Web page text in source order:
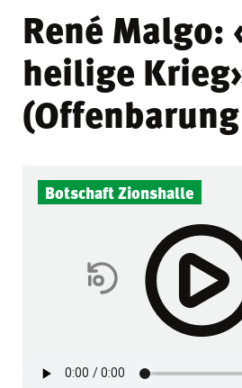
René Malgo:
heilige
Botschaft Zionshalle